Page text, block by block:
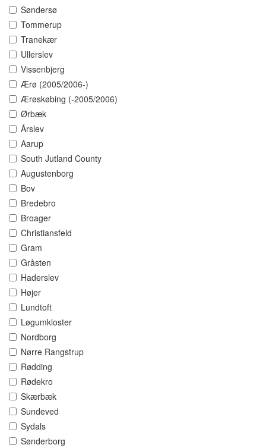
Søndersø
Tommerup
Tranekær
Ullerslev
Vissenbjerg
Ærø (2005/2006-)
Ærøskøbing (-2005/2006)
Ørbæk
Årslev
Aarup
South Jutland County
Augustenborg
Bov
Bredebro
Broager
Christiansfeld
Gram
Gråsten
Haderslev
Højer
Lundtoft
Løgumkloster
Nordborg
Nørre Rangstrup
Rødding
Rødekro
Skærbæk
Sundeved
Sydals
Sønderborg